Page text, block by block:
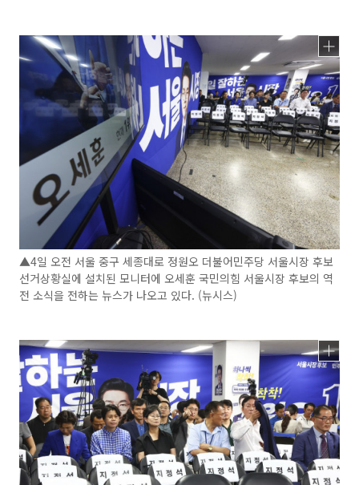
▲4일 오전 서울 중구 세종대로 정원오 더불어민주당 서울시장 후보
선거상황실에 설치된 모니터에 오세훈 국민의힘 서울시장 후보의 역
전 소식을 전하는 뉴스가 나오고 있다. (뉴시스)